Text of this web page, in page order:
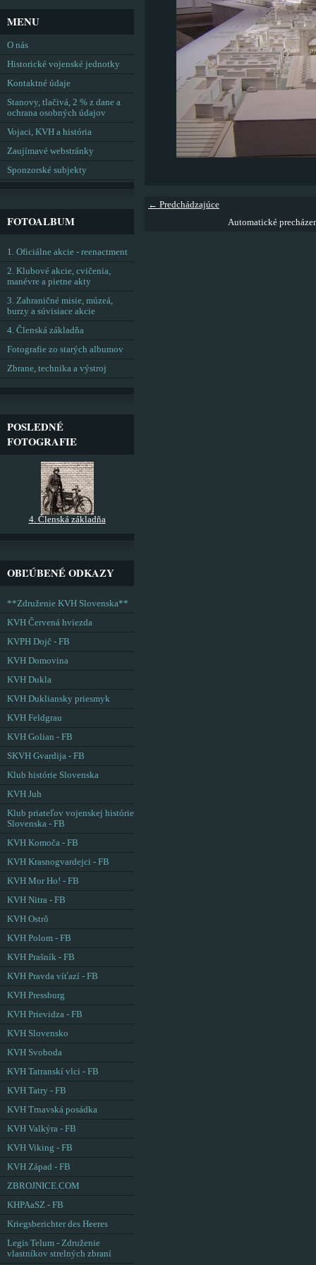
← Predchádzajúce
Automatické
MENU
O nás
Historické vojenské jednotky
Kontaktné údaje
Stanovy, tlačivá, 2 % z dane a
ochrana osobných údajov
Vojaci, KVH a história
Zaujímavé webstránky
Sponzorské subjekty
FOTOALBUM
1. Oficiálne akcie - reenactment
2. Klubové akcie, cvičenia,
manévre a pietne akty
3. Zahraničné misie, múzeá,
burzy a súvisiace akcie
4. Členská základňa
Fotografie zo starých albumov
Zbrane, technika a výstroj
POSLEDNÉ
FOTOGRAFIE
4. Členská základňa
OBĽÚBENÉ ODKAZY
**Združenie KVH Slovenska**
KVH Červená hviezda
KVPH Dojč - FB
KVH Domovina
KVH Dukla
KVH Dukliansky priesmyk
KVH Feldgrau
KVH Golian - FB
SKVH Gvardija - FB
Klub histórie Slovenska
KVH Juh
Klub priateľov vojenskej histórie
Slovenska - FB
KVH Komoča - FB
KVH Krasnogvardejci - FB
KVH Mor Ho! - FB
KVH Nitra - FB
KVH Ostrô
KVH Polom - FB
KVH Prašník - FB
KVH Pravda víťazí - FB
KVH Pressburg
KVH Prievidza - FB
KVH Slovensko
KVH Svoboda
KVH Tatranskí vlci - FB
KVH Tatry - FB
KVH Trnavská posádka
KVH Valkýra - FB
KVH Viking - FB
KVH Západ - FB
ZBROJNICE.COM
KHPAaSZ - FB
Kriegsberichter des Heeres
Legis Telum - Združenie
vlastníkov strelných zbraní